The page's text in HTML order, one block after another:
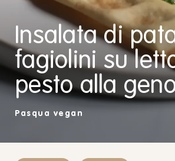
Insalata di
fagiolini su
pesto alla
Pasqua vegan